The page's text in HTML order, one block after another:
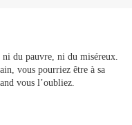
du pauvre, ni du miséreux.
vous pourriez être à sa
vous l’oubliez.